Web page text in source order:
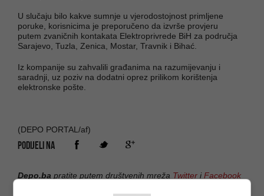
U slučaju bilo kakve sumnje u vjerodostojnost primljene
poruke, korisnicima je preporučeno da izvrše provjeru
putem zvaničnih kontakata Elektroprivrede BiH za područja
Sarajevo, Tuzla, Zenica, Mostar, Travnik i Bihać.
Iz kompanije su zahvalili građanima na razumijevanju i
saradnji, uz poziv na dodatni oprez prilikom korištenja
elektronske pošte.
(DEPO PORTAL/af)
PODIJELI NA
Depo.ba pratite putem društvenih mreža Twitter iFacebook